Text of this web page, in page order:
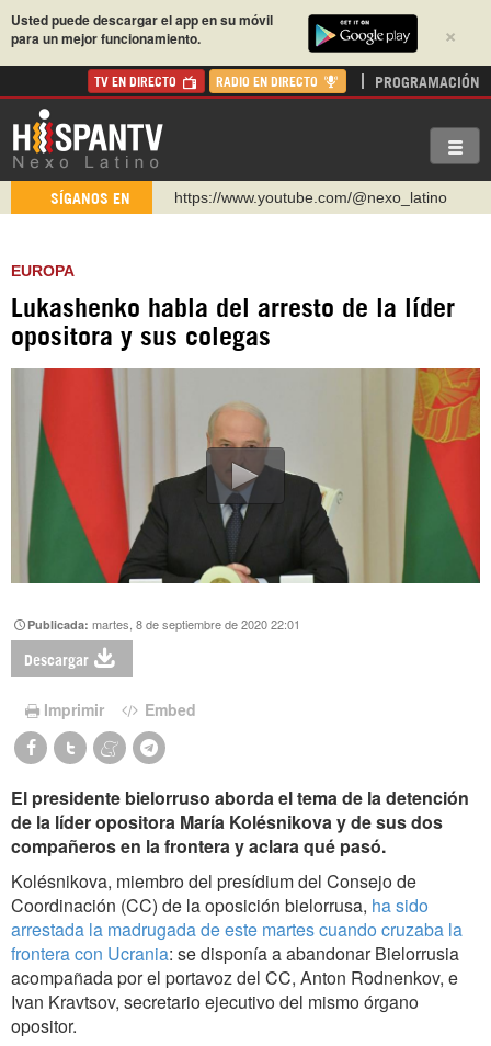
×
Usted puede descargar el app en su móvil
para un mejor funcionamiento.
TV EN DIRECTO RADIO EN DIRECTO PROGRAMACIÓN
SÍGANOS EN
https://www.youtube.com/@nexo_latino
https://urmedium.com/c/hispantv
WhatsApp y Viber: +98 921 79 29 404
https://www.facebook.com/Nexolatino.Canal
EUROPA
Lukashenko habla del arresto de la líder
opositora y sus colegas
Publicada:martes, 8 de septiembre de 2020 22:01
Descargar
Imprimir Embed
El presidente bielorruso aborda el tema de la detención
de la líder opositora María Kolésnikova y de sus dos
compañeros en la frontera y aclara qué pasó.
Kolésnikova, miembro del presídium del Consejo de
Coordinación (CC) de la oposición bielorrusa, ha sido
arrestada la madrugada de este martes cuando cruzaba la
frontera con Ucrania: se disponía a abandonar Bielorrusia
acompañada por el portavoz del CC, Anton Rodnenkov, e
Ivan Kravtsov, secretario ejecutivo del mismo órgano
opositor.